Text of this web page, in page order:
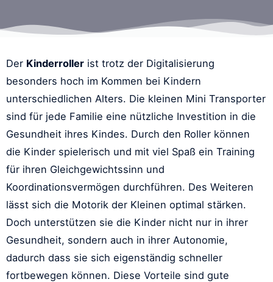
Der Kinderroller ist trotz der Digitalisierung
besonders hoch im Kommen bei Kindern
unterschiedlichen Alters. Die kleinen Mini Transporter
sind für jede Familie eine nützliche Investition in die
Gesundheit ihres Kindes. Durch den Roller können
die Kinder spielerisch und mit viel Spaß ein Training
für ihren Gleichgewichtssinn und
Koordinationsvermögen durchführen. Des Weiteren
lässt sich die Motorik der Kleinen optimal stärken.
Doch unterstützen sie die Kinder nicht nur in ihrer
Gesundheit, sondern auch in ihrer Autonomie,
dadurch dass sie sich eigenständig schneller
fortbewegen können. Diese Vorteile sind gute